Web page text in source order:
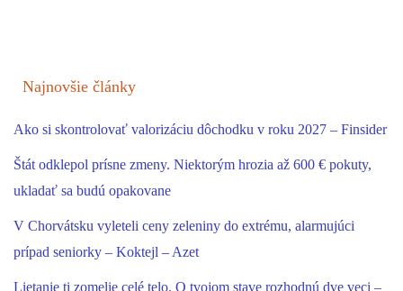
Najnovšie články
Ako si skontrolovať valorizáciu dôchodku v roku 2027 – Finsider
Štát odklepol prísne zmeny. Niektorým hrozia až 600 € pokuty,
ukladať sa budú opakovane
V Chorvátsku vyleteli ceny zeleniny do extrému, alarmujúci
prípad seniorky – Koktejl – Azet
Lietanie ti zomelie celé telo. O tvojom stave rozhodnú dve veci –